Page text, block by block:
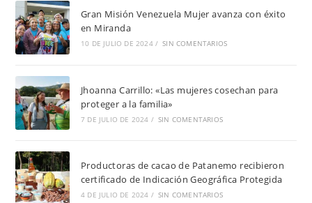
Gran Misión Venezuela Mujer avanza con éxito
en Miranda
10 DE JULIO DE 2024 / SIN COMENTARIOS
Jhoanna Carrillo: «Las mujeres cosechan para
proteger a la familia»
7 DE JULIO DE 2024 / SIN COMENTARIOS
Productoras de cacao de Patanemo recibieron
certificado de Indicación Geográfica Protegida
4 DE JULIO DE 2024 / SIN COMENTARIOS